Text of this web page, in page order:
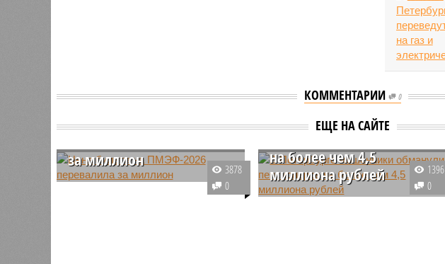
КОММЕНТАРИИ 0
ЕЩЕ НА САЙТЕ
Цена билета на
за миллион
Желающим принять участие во
всех мероприятиях деловой и
3878
0
В Петербурге мошенники
обманули пенсионеров
на более чем 4,5
миллиона рублей
В последние дни в Санкт-
1396
0